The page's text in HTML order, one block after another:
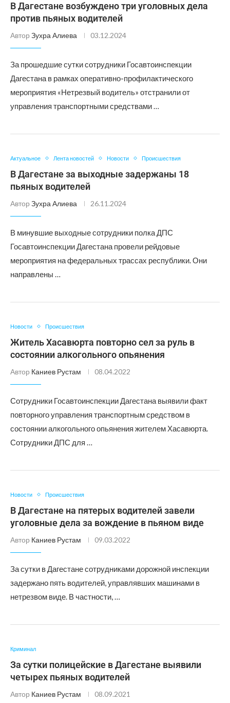
В Дагестане возбуждено три уголовных дела
против пьяных водителей
Автор Зухра Алиева 03.12.2024
За прошедшие сутки сотрудники Госавтоинспекции
Дагестана в рамках оперативно-профилактического
мероприятия «Нетрезвый водитель» отстранили от
управления транспортными средствами …
Актуальное Лента новостей Новости Происшествия
В Дагестане за выходные задержаны 18
пьяных водителей
Автор Зухра Алиева 26.11.2024
В минувшие выходные сотрудники полка ДПС
Госавтоинспекции Дагестана провели рейдовые
мероприятия на федеральных трассах республики. Они
направлены …
Новости Происшествия
Житель Хасавюрта повторно сел за руль в
состоянии алкогольного опьянения
Автор Каниев Рустам 08.04.2022
Сотрудники Госавтоинспекции Дагестана выявили факт
повторного управления транспортным средством в
состоянии алкогольного опьянения жителем Хасавюрта.
Сотрудники ДПС для …
Новости Происшествия
В Дагестане на пятерых водителей завели
уголовные дела за вождение в пьяном виде
Автор Каниев Рустам 09.03.2022
За сутки в Дагестане сотрудниками дорожной инспекции
задержано пять водителей, управлявших машинами в
нетрезвом виде. В частности, …
Криминал
За сутки полицейские в Дагестане выявили
четырех пьяных водителей
Автор Каниев Рустам 08.09.2021